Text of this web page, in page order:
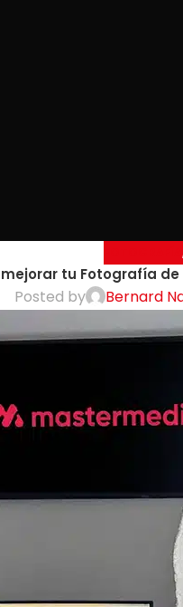
tu Fotografía
Posted by Bernard